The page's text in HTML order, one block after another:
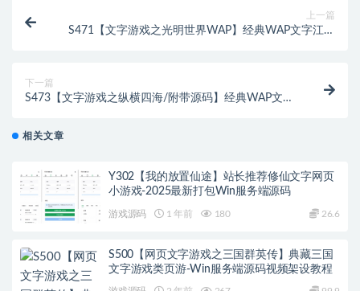
上一篇
S471【文字游戏之光明世界WAP】经典WAP文字江湖
下一篇
S473【文字游戏之纵横四海/附带源码】经典WAP文字
相关文章
Y302【我的放置仙途】站长推荐修仙文字网页
小游戏-2025最新打包Win服务端源码
游戏源码 1 年前 180 26.6
S500【网页文字游戏之三国群英传】典藏三国
文字游戏类页游-Win服务端源码视频架设教程